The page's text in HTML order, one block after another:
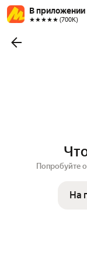
В
★★★★★ (700К)
Попробуйте
На